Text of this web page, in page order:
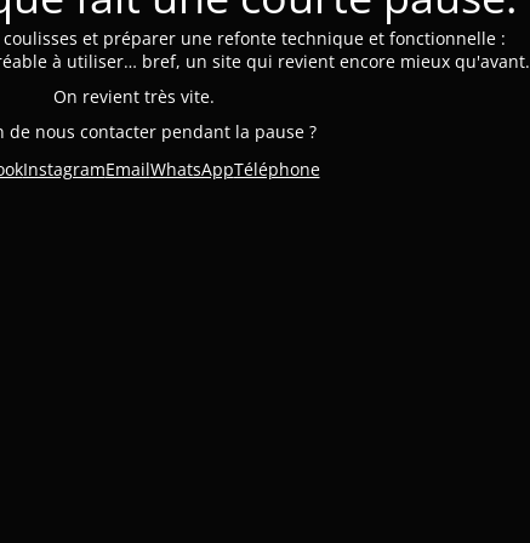
et préparer une refonte technique et fonctionnelle :
à utiliser… bref, un site qui revient encore mieux qu'avant.
On revient très vite.
de nous contacter pendant la pause ?
InstagramEmailWhatsAppTéléphone